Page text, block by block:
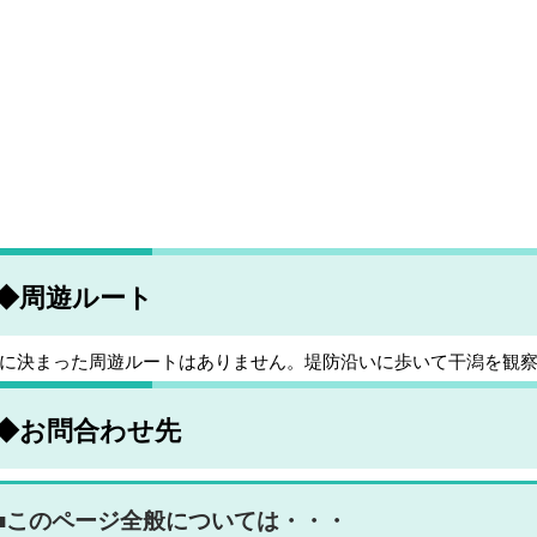
周遊ルート
決まった周遊ルートはありません。堤防沿いに歩いて干潟を観
お問合わせ先
このページ全般については・・・